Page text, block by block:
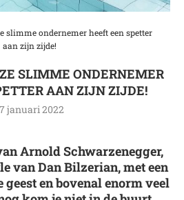
slimme ondernemer heeft een spetter
aan zijn zijde!
SLIMME ONDERNEMER
AAN ZIJN ZIJDE!
januari 2022
Arnold Schwarzenegger,
van Dan Bilzerian, met een
geest en bovenal enorm veel